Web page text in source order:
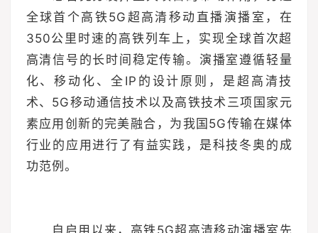
全球首个高铁5G超高清移动直播演播室，在
350公里时速的高铁列车上，实现全球首次超
高清信号的长时间稳定传输。演播室遵循轻量
化、移动化、全IP的设计原则，是超高清技
术、5G移动通信技术以及高铁技术三项国家元
素应用创新的完美融合，为我国5G传输在媒体
行业的应用进行了有益实践，是科技冬奥的成
功范例。
自启用以来，高铁5G超高清移动演播室先